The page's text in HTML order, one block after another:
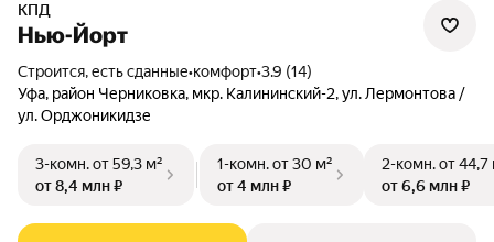
КПД
Нью-Йорт
Строится, есть сданные•комфорт•3.9 (14)
Уфа, район Черниковка, мкр. Калининский-2, ул. Лермонтова /
ул. Орджоникидзе
3-комн.от 59,3 м²
от 8,4 млн ₽
1-комн.от 30 м²
от 4 млн ₽
2-комн.от 44,7
от 6,6 млн ₽